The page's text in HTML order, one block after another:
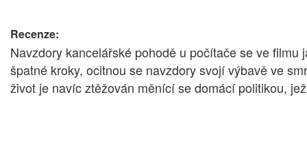
Recenze:
Navzdory kancelářské pohodě u počítače se ve
špatné kroky, ocitnou se navzdory svojí výbavě ve
život je navíc ztěžován měnící se domácí politikou,